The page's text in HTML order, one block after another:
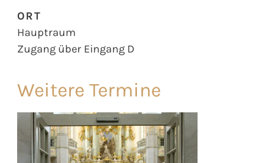
ORT
Hauptraum
Zugang über Eingang D
Weitere Termine